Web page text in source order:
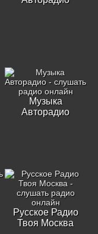
Музыка
Авторадио
Русское Радио
Твоя Москва